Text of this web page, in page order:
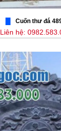
Cuốn thư đá
Liên hệ: